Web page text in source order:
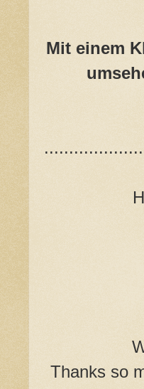
Mit einem
Thanks so